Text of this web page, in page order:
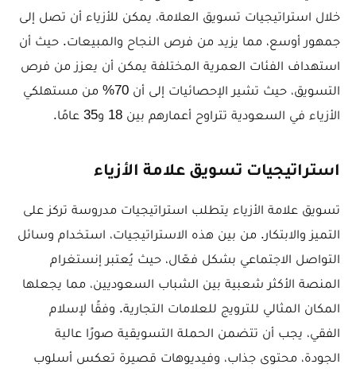
خلال استراتيجيات تسويق العلامة، يمكن للأزياء أن تصل إلى
جمهور أوسع، مما يزيد من فرص النجاح والمبيعات. حيث أن
استهداف الفئات العمرية المختلفة يمكن أن يعزز من فرص
التسويق، حيث تشير الإحصائيات إلى أن 70% من مستهلكي
الأزياء في السعودية تتراوح أعمارهم بين 18 و35 عامًا.
استراتيجيات تسويق علامة الأزياء
تسويق علامة الأزياء يتطلب استراتيجيات مدروسة تركز على
التميز والابتكار. من بين هذه الاستراتيجيات، استخدام وسائل
التواصل الاجتماعي بشكل فعّال، حيث يُعتبر إنستغرام
المنصة الأكثر شعبية بين الشباب السعوديين، مما يجعلها
المكان المثالي للترويج للعلامات التجارية. وفقًا لإسلام
الفقي، يجب أن تتضمن الحملة التسويقية صورًا عالية
الجودة، محتوى جذاب، وفيديوهات قصيرة تعكس أسلوب